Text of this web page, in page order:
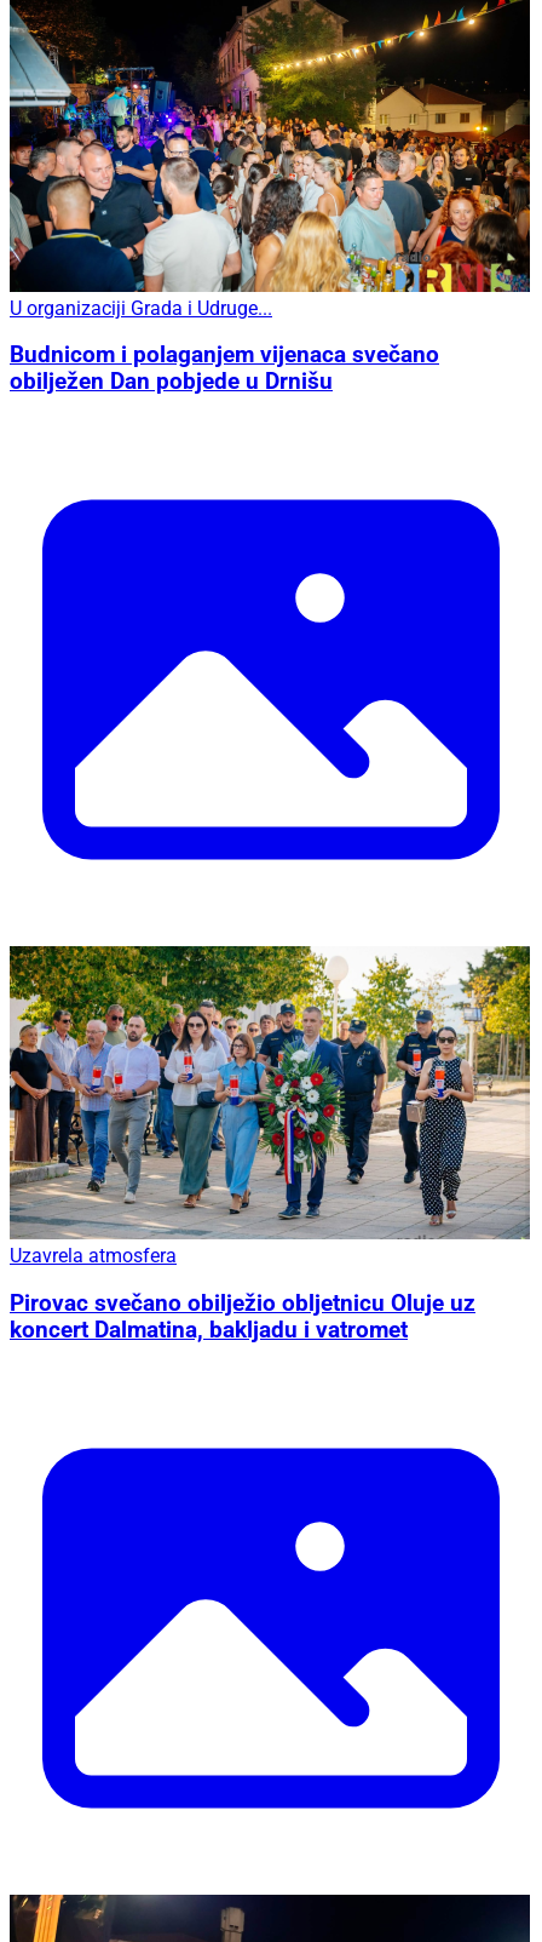
U organizaciji Grada i Udruge...
Budnicom i polaganjem vijenaca svečano
obilježen Dan pobjede u Drnišu
Uzavrela atmosfera
Pirovac svečano obilježio obljetnicu Oluje uz
koncert Dalmatina, bakljadu i vatromet